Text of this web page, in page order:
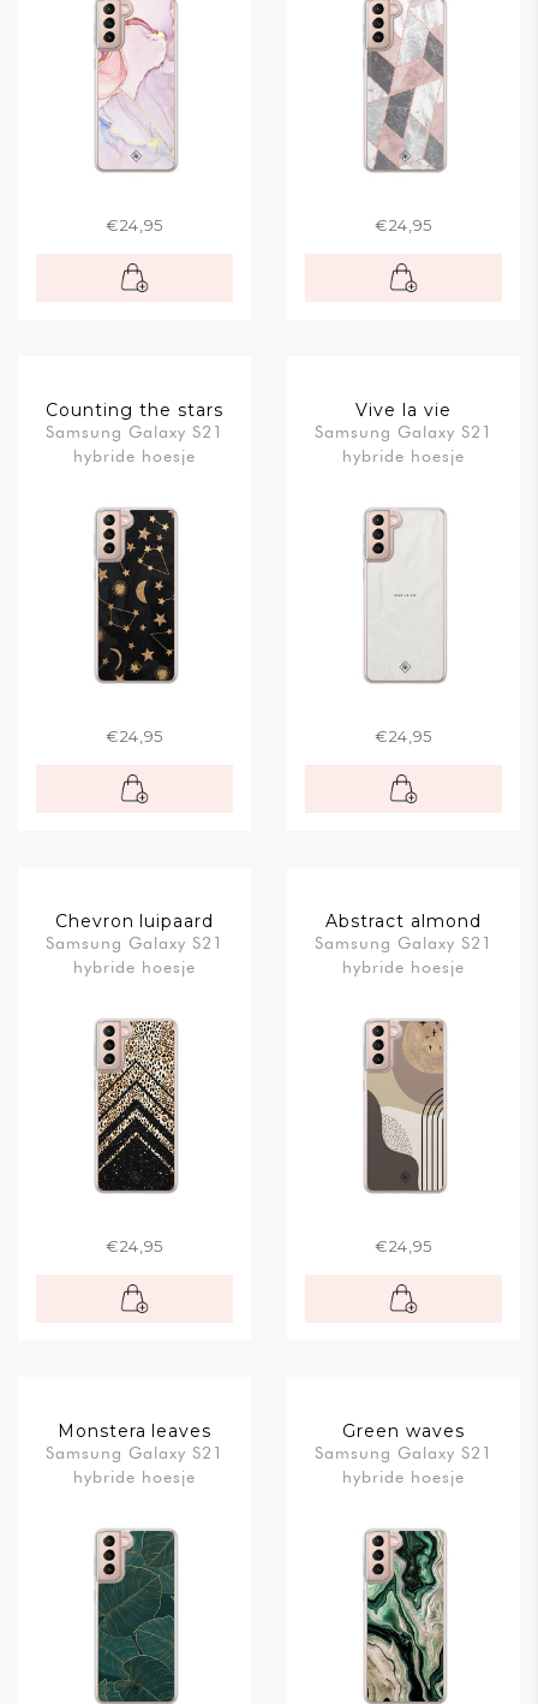
€24,95 €24,95
Counting the stars
Samsung Galaxy S21
hybride hoesje
€24,95
Vive la vie
Samsung Galaxy S21
hybride hoesje
€24,95
Chevron luipaard
Samsung Galaxy S21
hybride hoesje
€24,95
Abstract almond
Samsung Galaxy S21
hybride hoesje
€24,95
Monstera leaves
Samsung Galaxy S21
hybride hoesje
Green waves
Samsung Galaxy S21
hybride hoesje